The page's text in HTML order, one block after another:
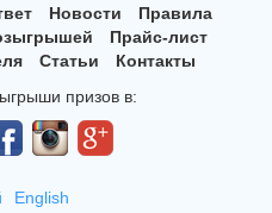
Новости
Правила
Прайс-лист
Статьи
Контакты
призов в:
English